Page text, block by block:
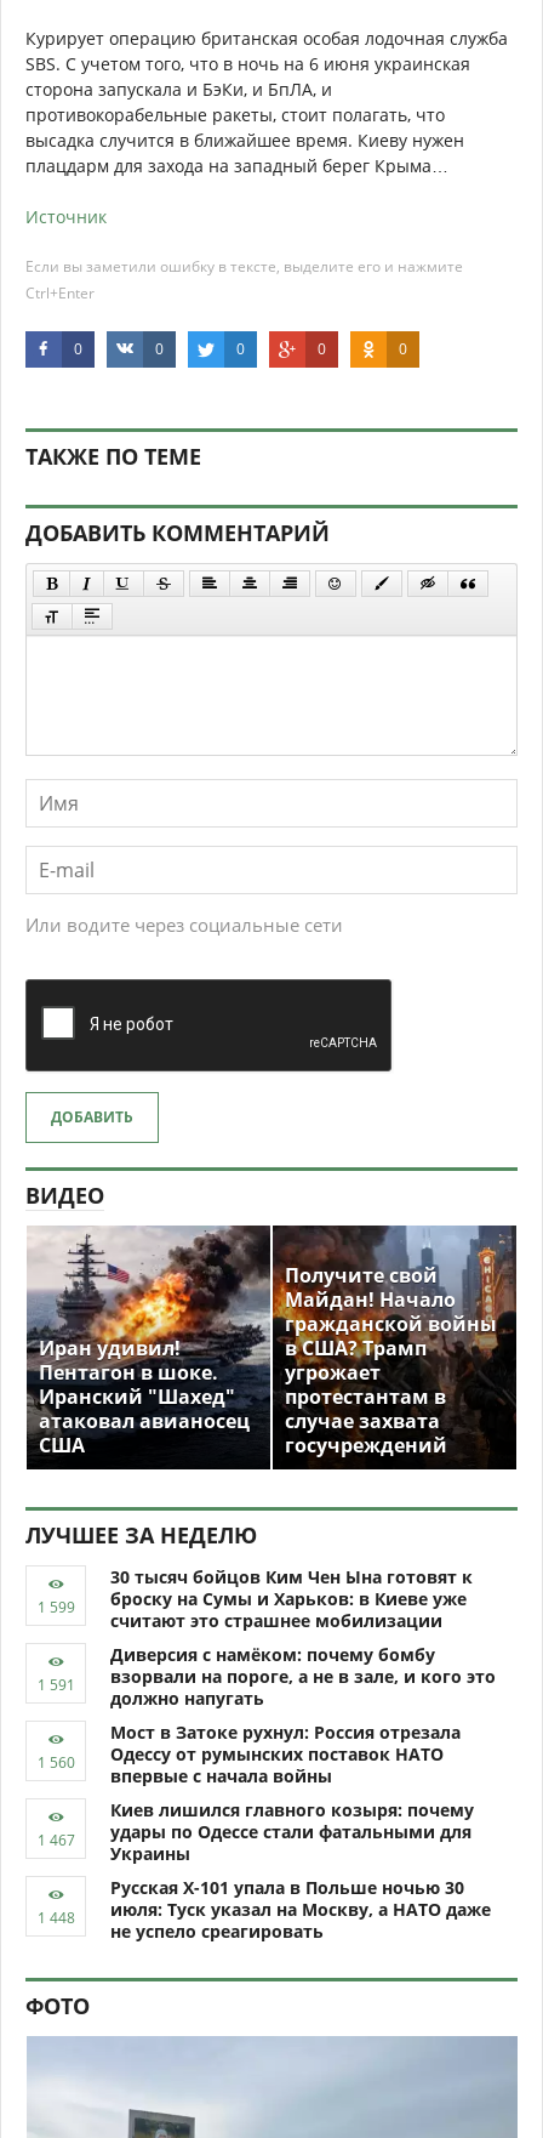
Курирует операцию британская особая лодочная служба
SBS. С учетом того, что в ночь на 6 июня украинская
сторона запускала и БэКи, и БпЛА, и
противокорабельные ракеты, стоит полагать, что
высадка случится в ближайшее время. Киеву нужен
плацдарм для захода на западный берег Крыма…
Источник
Если вы заметили ошибку в тексте, выделите его и нажмите
Ctrl+Enter
0 0 0 0 0
ТАКЖЕ ПО ТЕМЕ
ДОБАВИТЬ КОММЕНТАРИЙ
Или водите через социальные сети
ДОБАВИТЬ
ВИДЕО
Иран удивил!
Пентагон в шоке.
Иранский "Шахед"
атаковал авианосец
США
Получите свой
Майдан! Начало
гражданской войны
в США? Трамп
угрожает
протестантам в
случае захвата
госучреждений
ЛУЧШЕЕ ЗА НЕДЕЛЮ
30 тысяч бойцов Ким Чен Ына готовят к
броску на Сумы и Харьков: в Киеве уже
считают это страшнее мобилизации
Диверсия с намёком: почему бомбу
взорвали на пороге, а не в зале, и кого это
должно напугать
Мост в Затоке рухнул: Россия отрезала
Одессу от румынских поставок НАТО
впервые с начала войны
Киев лишился главного козыря: почему
удары по Одессе стали фатальными для
Украины
Русская Х-101 упала в Польше ночью 30
июля: Туск указал на Москву, а НАТО даже
не успело среагировать
ФОТО